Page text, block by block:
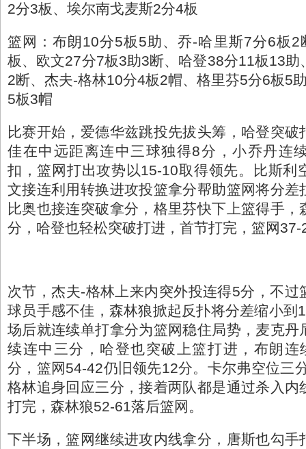
2分3板、埃尔南戈麦斯2分4板
篮网：布朗10分5板5助、乔-哈里斯7分6板2
板、欧文27分7板3助3断、哈登38分11板13助
2断、杰夫-格林10分4板2帽、格里芬5分6板5
5板3帽
比赛开始，爱德华兹跳投先拔头筹，哈登突破
佳在中远距离连中三球独得8分，小乔丹连
扣，篮网打出攻势以15-10取得领先。比斯利
文接连利用转换进攻投篮拿分帮助篮网将分差
比奥也接连突破拿分，格里芬快下上篮得手，
分，哈登也轻松突破打进，首节打完，篮网37-
次节，杰夫-格林上来内突外投连得5分，不过
球员手感不佳，森林狼掀起反扑将分差缩小到
场后就连续单打拿分为篮网稳住局势，麦克丹
续连中三分，哈登也突破上篮打进，布朗连
分，篮网54-42仍旧领先12分。卡尔弗空位三
格林追身回应三分，接着两队都是通过杀入内
打完，森林狼52-61落后篮网。
下半场，篮网继续进攻内线拿分，唐斯也勾手